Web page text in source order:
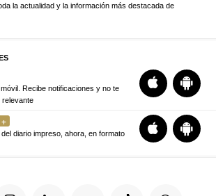
la actualidad y la información más destacada de
Recibe notificaciones y no te
relevante
diario impreso, ahora, en formato